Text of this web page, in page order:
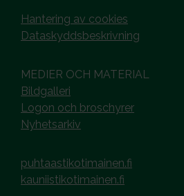
Hantering av cookies
Dataskyddsbeskrivning
MEDIER OCH MATERIAL
Bildgalleri
Logon och broschyrer
Nyhetsarkiv
puhtaastikotimainen.fi
kauniistikotimainen.fi